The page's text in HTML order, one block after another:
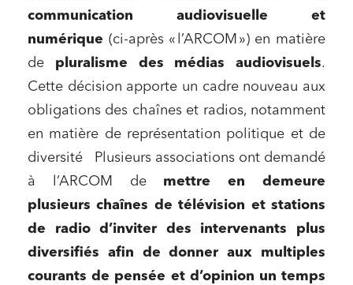
communication audiovisuelle et
numérique (ci-après « l’ARCOM ») en matière
de pluralisme des médias audiovisuels.
Cette décision apporte un cadre nouveau aux
obligations des chaînes et radios, notamment
en matière de représentation politique et de
diversité Plusieurs associations ont demandé
à l’ARCOM de mettre en demeure
plusieurs chaînes de télévision et stations
de radio d’inviter des
intervenants plus
diversifiés
afin de donner aux multiples
courants de pensée et d’opinion un temps